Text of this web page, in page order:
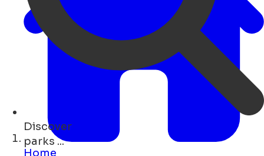
Discover
art ...
Home